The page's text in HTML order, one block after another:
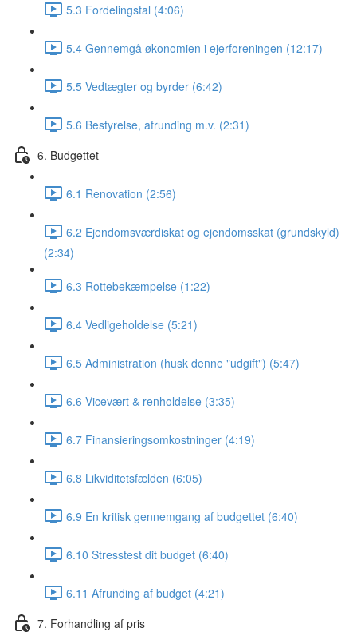
5.3 Fordelingstal (4:06)
5.4 Gennemgå økonomien i ejerforeningen (12:17)
5.5 Vedtægter og byrder (6:42)
5.6 Bestyrelse, afrunding m.v. (2:31)
6. Budgettet
6.1 Renovation (2:56)
6.2 Ejendomsværdiskat og ejendomsskat (grundskyld)
(2:34)
6.3 Rottebekæmpelse (1:22)
6.4 Vedligeholdelse (5:21)
6.5 Administration (husk denne "udgift") (5:47)
6.6 Vicevært & renholdelse (3:35)
6.7 Finansieringsomkostninger (4:19)
6.8 Likviditetsfælden (6:05)
6.9 En kritisk gennemgang af budgettet (6:40)
6.10 Stresstest dit budget (6:40)
6.11 Afrunding af budget (4:21)
7. Forhandling af pris